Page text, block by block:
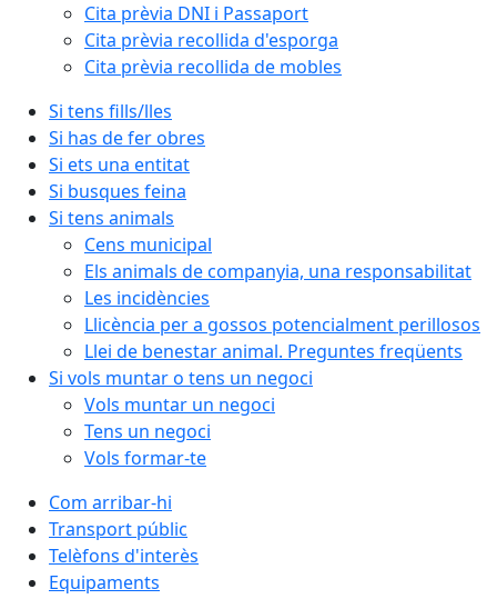
Cita prèvia DNI i Passaport
Cita prèvia recollida d'esporga
Cita prèvia recollida de mobles
Si tens fills/lles
Si has de fer obres
Si ets una entitat
Si busques feina
Si tens animals
Cens municipal
Els animals de companyia, una responsabilitat
Les incidències
Llicència per a gossos potencialment perillosos
Llei de benestar animal. Preguntes freqüents
Si vols muntar o tens un negoci
Vols muntar un negoci
Tens un negoci
Vols formar-te
Com arribar-hi
Transport públic
Telèfons d'interès
Equipaments